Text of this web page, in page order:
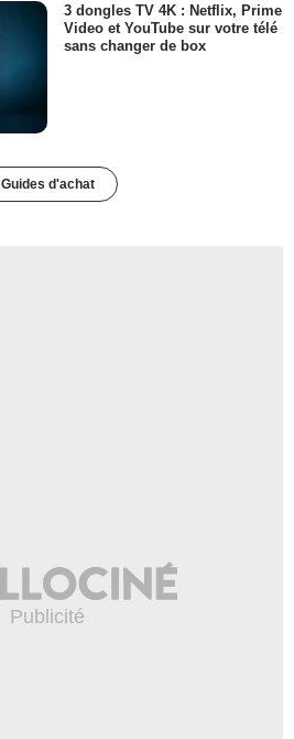
3 dongles TV 4K : Netflix, Prime
Video et YouTube sur votre télé
sans changer de box
Guides d'achat